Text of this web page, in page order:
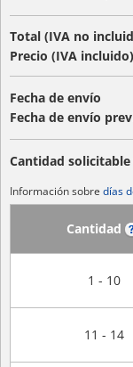
Total (IVA no
Precio (IVA incluido)
Fecha de envío
Fecha de envío
Cantidad solicitable
Información sobre días
Cantidad
1 - 10
11 - 14